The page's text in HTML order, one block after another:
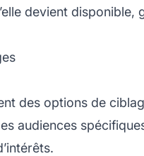
devient disponible,
des options de
audiences